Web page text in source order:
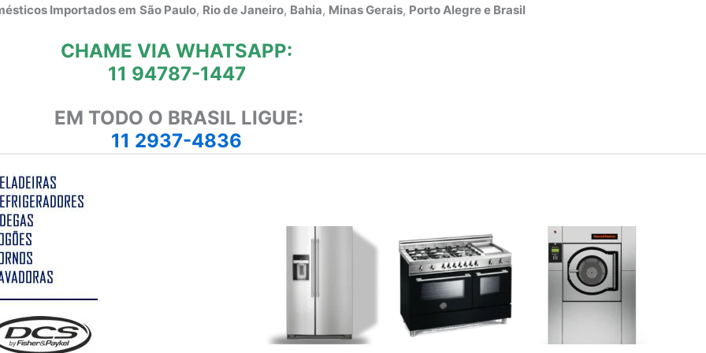
Importados em São Paulo, Rio de Janeiro, Bahia, Minas Gerais, Porto Alegre e Brasil
CHAME VIA WHATSAPP:
11 94787-1447
EM TODO O BRASIL LIGUE:
11 2937-4836